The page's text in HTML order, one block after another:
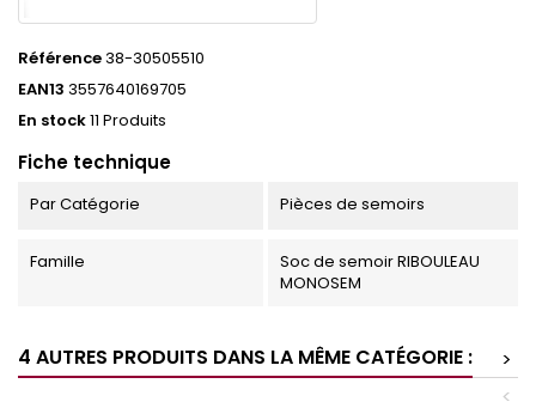
Référence38-30505510
EAN13 3557640169705
En stock11 Produits
Fiche technique
Par Catégorie Pièces de semoirs
Famille
Soc de semoir RIBOULEAU
MONOSEM
4 AUTRES PRODUITS DANS LA MÊME CATÉGORIE :
>
<